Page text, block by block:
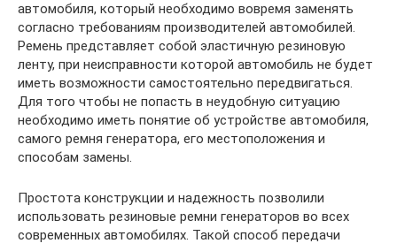
автомобиля, который необходимо вовремя заменять
согласно требованиям производителей автомобилей.
Ремень представляет собой эластичную резиновую
ленту, при неисправности которой автомобиль не будет
иметь возможности самостоятельно передвигаться.
Для того чтобы не попасть в неудобную ситуацию
необходимо иметь понятие об устройстве автомобиля,
самого ремня генератора, его местоположения и
способам замены.
Простота конструкции и надежность позволили
использовать резиновые ремни генераторов во всех
современных автомобилях. Такой способ передачи